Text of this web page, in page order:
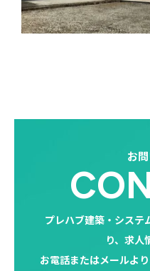
お
プレハブ建築・システ
り、求人
お電話またはメールよ